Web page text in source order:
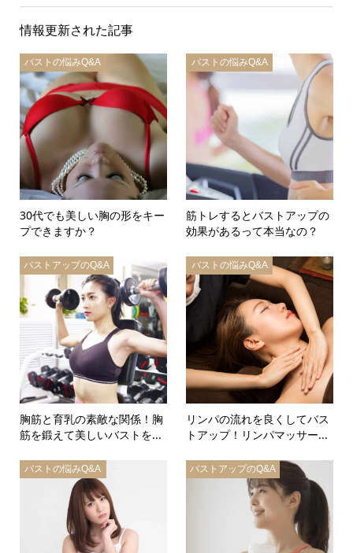
情報更新された記事
バストの悩みQ&A
30代でも美しい胸の形をキー
プできますか？
バストの悩みQ&A
筋トレするとバストアップの
効果があるって本当なの？
バストアップのQ&A
胸筋と育乳の素敵な関係！胸
筋を鍛えて美しいバストを...
バストの悩みQ&A
リンパの流れを良くしてバス
トアップ！リンパマッサー...
バストの悩みQ&A バストアップのQ&A